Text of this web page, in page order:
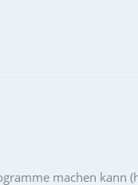
machen kann